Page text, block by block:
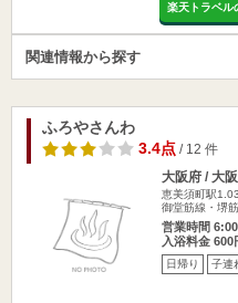
楽天トラベル
関連情報から探す
ふろやさんわ
3.4点/ 12 件
大阪府 / 大
恵美須町駅
御堂筋線・堺
営業時間
入浴料金 600
日帰り 子連